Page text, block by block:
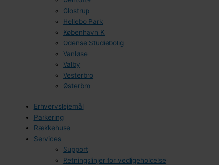
Glostrup
Hellebo Park
København K
Odense Studiebolig
Vanløse
Valby
Vesterbro
Østerbro
Erhvervslejemål
Parkering
Rækkehuse
Services
Support
Retningslinjer for vedligeholdelse